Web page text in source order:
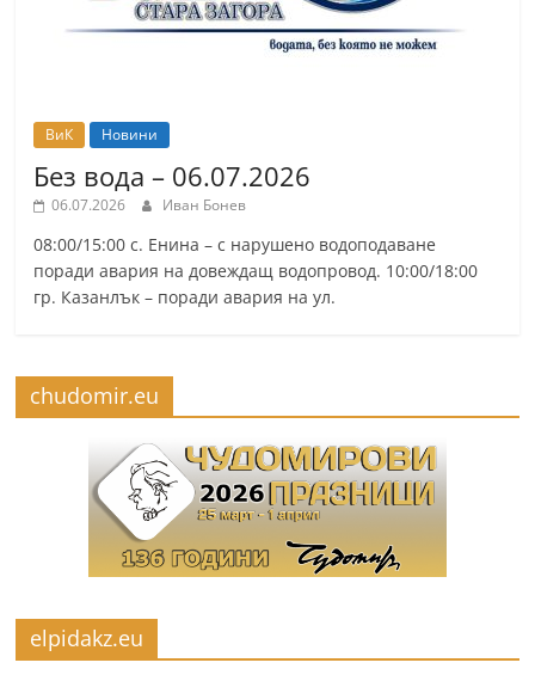
ВиК Новини
Без вода – 06.07.2026
06.07.2026 Иван Бонев
08:00/15:00 с. Енина – с нарушено водоподаване
поради авария на довеждащ водопровод. 10:00/18:00
гр. Казанлък – поради авария на ул.
chudomir.eu
elpidakz.eu